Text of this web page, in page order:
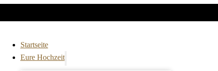
Startseite
Eure Hochzeit